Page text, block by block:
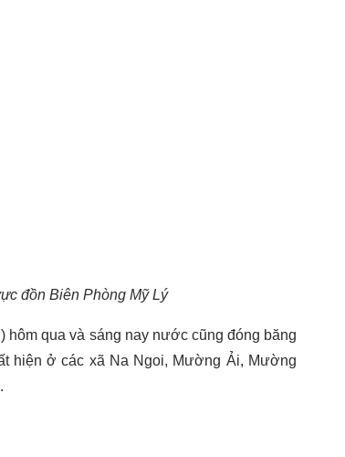
đồn Biên Phòng Mỹ Lý
qua và sáng nay nước cũng đóng băng
hiện ở các xã Na Ngoi, Mường Ải, Mường